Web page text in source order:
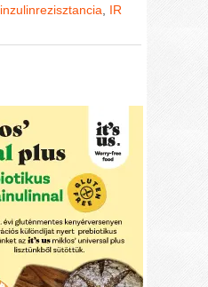
inzulinrezisztancia, IR